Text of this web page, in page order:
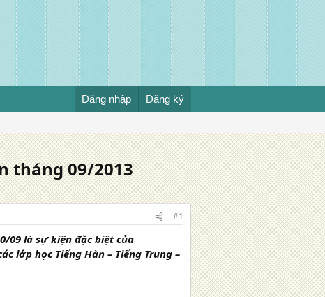
Đăng nhập Đăng ký
tháng 09/2013
#1
09 là sự kiện đặc biệt của
lớp học Tiếng Hàn – Tiếng Trung –